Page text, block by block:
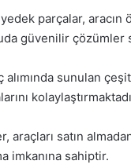
parçalar, aracın
güvenilir çözümler
sunulan
satın
imkanına sahiptir.